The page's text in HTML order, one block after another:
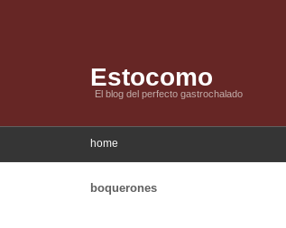
Estocomo
El blog del perfecto gastrochalado
home
boquerones